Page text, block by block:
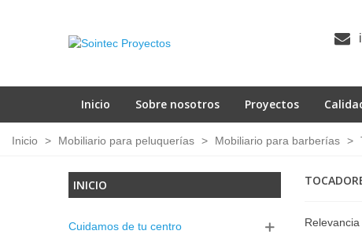
Inicio Sobre nosotros Proyectos
Inicio > Mobiliario para peluquerías > Mobiliario para barberías >
INICIO
Cuidamos de tu centro Relevancia